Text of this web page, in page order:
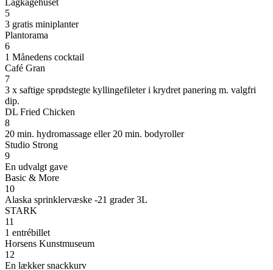
Lagkagehuset
5
3 gratis miniplanter
Plantorama
6
1 Månedens cocktail
Café Gran
7
3 x saftige sprødstegte kyllingefileter i krydret panering m. valgfri
dip.
DL Fried Chicken
8
20 min. hydromassage eller 20 min. bodyroller
Studio Strong
9
En udvalgt gave
Basic & More
10
Alaska sprinklervæske -21 grader 3L
STARK
11
1 entrébillet
Horsens Kunstmuseum
12
En lækker snackkurv